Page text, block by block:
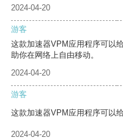
2024-04-20
游客
这款加速器VPM应用程序可以
助你在网络上自由移动。
2024-04-20
游客
这款加速器VPM应用程序可以
2024-04-20